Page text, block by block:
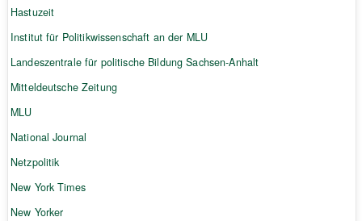
Hastuzeit
Institut für Politikwissenschaft an der MLU
Landeszentrale für politische Bildung Sachsen-Anhalt
Mitteldeutsche Zeitung
MLU
National Journal
Netzpolitik
New York Times
New Yorker